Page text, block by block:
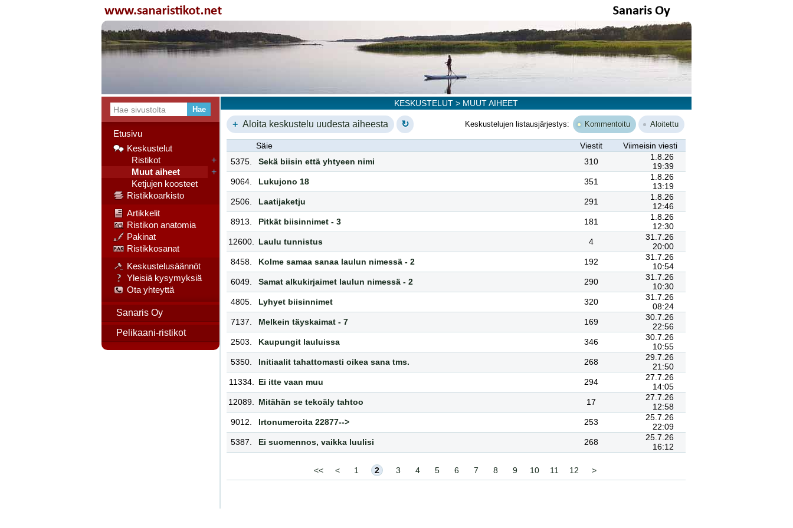
Etusivu
Keskustelut
Ristikot
+
Muut aiheet
+
Ketjujen koosteet
Ristikkoarkisto
Artikkelit
Ristikon anatomia
Pakinat
Ristikkosanat
Keskustelusäännöt
Yleisiä kysymyksiä
Ota yhteyttä
Sanaris Oy
Pelikaani-ristikot
KESKUSTELUT > MUUT AIHEET
+ Aloita keskustelu uudesta aiheesta ↻ Keskustelujen listausjärjestys: Kommentoitu Aloitettu
Säie Viestit
Viimeisin viesti
5375.
Sekä biisin että yhtyeen nimi 310
1.8.26
19:39
9064.
Lukujono 18 351
1.8.26
13:19
2506.
Laatijaketju 291
1.8.26
12:46
8913.
Pitkät biisinnimet - 3 181
1.8.26
12:30
12600.
Laulu tunnistus 4
31.7.26
20:00
8458.
Kolme samaa sanaa laulun nimessä - 2 192
31.7.26
10:54
6049.
Samat alkukirjaimet laulun nimessä - 2 290
31.7.26
10:30
4805.
Lyhyet biisinnimet 320
31.7.26
08:24
7137.
Melkein täyskaimat - 7 169
30.7.26
22:56
2503.
Kaupungit lauluissa 346
30.7.26
10:55
5350.
Initiaalit tahattomasti oikea sana tms. 268
29.7.26
21:50
11334.
Ei itte vaan muu 294
27.7.26
14:05
12089.
Mitähän se tekoäly tahtoo 17
27.7.26
12:58
9012.
Irtonumeroita 22877--> 253
25.7.26
22:09
5387.
Ei suomennos, vaikka luulisi 268
25.7.26
16:12
<< < 1 2 3 4 5 6 7 8 9 10 11 12 >